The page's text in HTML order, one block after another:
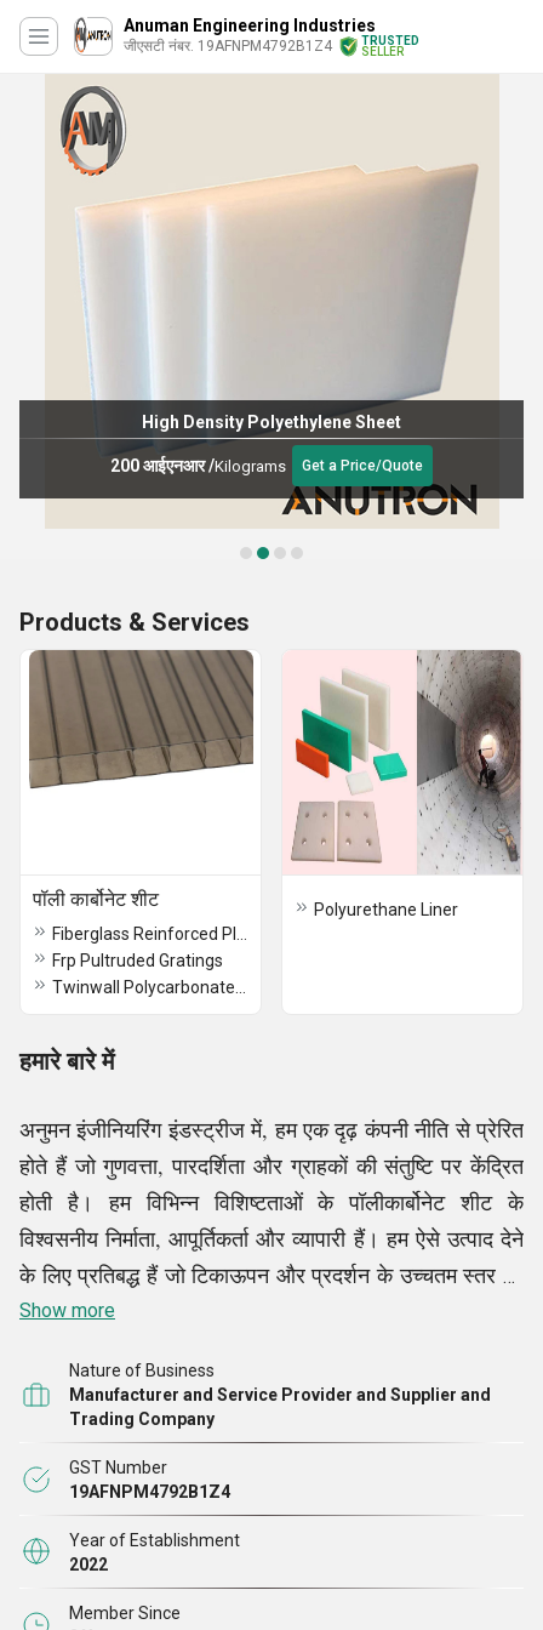
Anuman Engineering Industries
जीएसटी नंबर. 19AFNPM4792B1Z4
TRUSTED
SELLER
High Density Polyethylene Sheet
200 आईएनआर/Kilograms Get a Price/Quote
Products & Services
पॉली कार्बोनेट शीट
Frp Pultruded Gratings
Polyurethane Liner
हमारे बारे में
अनुमन इंजीनियरिंग इंडस्ट्रीज में, हम एक दृढ़ कंपनी नीति से प्रेरित
होते हैं जो गुणवत्ता, पारदर्शिता और ग्राहकों की संतुष्टि पर केंद्रित
होती है। हम विभिन्न विशिष्टताओं के पॉलीकार्बोनेट शीट के
विश्वसनीय निर्माता, आपूर्तिकर्ता और व्यापारी हैं। हम ऐसे उत्पाद देने
के लिए प्रतिबद्ध हैं जो टिकाऊपन और प्रदर्शन के उच्चतम स्तर को
पूरा करते हैं। हमारा नैतिक व्यावसायिक आचरण यह सुनिश्चित
करें, जो विश्वास और आपसी सम्मान पर आधारित हों। जब उद्योग के
रुझान और ग्राहकों की बदलती ज़रूरतों की बात आती है, तो हम
खेल से आगे रहने के लिए निरंतर सुधार में विश्वास करते हैं, अपनी
प्रक्रियाओं को लगातार नया करते रहते हैं। हमारी नीतियां पर्यावरण
की ज़िम्मेदारी पर भी ज़ोर देती हैं, जिससे यह सुनिश्चित होता है कि
हमारी उत्पादन प्रणालियाँ कुशल और पर्यावरण के अनुकूल
Show more
Nature of Business
Manufacturer and Service Provider and Supplier and
Trading Company
GST Number
19AFNPM4792B1Z4
Year of Establishment
2022
Member Since